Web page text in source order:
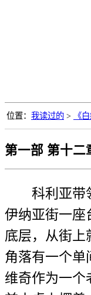
位置： 我读过的 > 《
第一部 第十二
科利亚带
伊纳亚街一座
底层，从街上
角落有一个单
维奇作为一个